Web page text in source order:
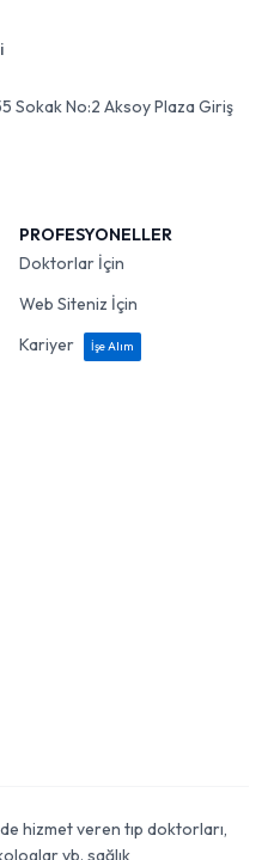
Sokak No:2 Aksoy Plaza Giriş
PROFESYONELLER
Doktorlar İçin
Web Siteniz İçin
Kariyer
İşe Alım
hizmet veren tıp doktorları,
vb. sağlık